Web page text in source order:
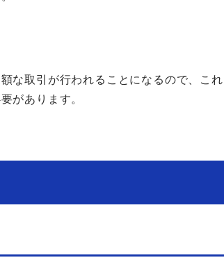
な取引が行われることになるので、これ
があります。